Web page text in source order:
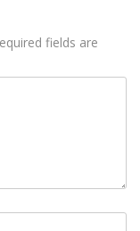
fields are